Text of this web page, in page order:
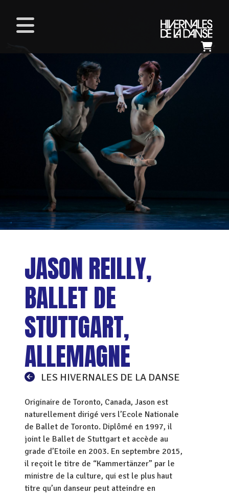
JASON REILLY,
BALLET DE
STUTTGART,
ALLEMAGNE
LES HIVERNALES DE LA DANSE
Originaire de Toronto, Canada, Jason est
naturellement dirigé vers l’Ecole Nationale
de Ballet de Toronto. Diplômé en 1997, il
joint le Ballet de Stuttgart et accède au
grade d’Etoile en 2003. En septembre 2015,
il reçoit le titre de “Kammertänzer” par le
ministre de la culture, qui est le plus haut
titre qu’un danseur peut atteindre en